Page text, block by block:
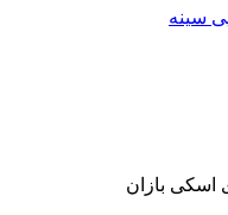
سینه
اسکی بازان